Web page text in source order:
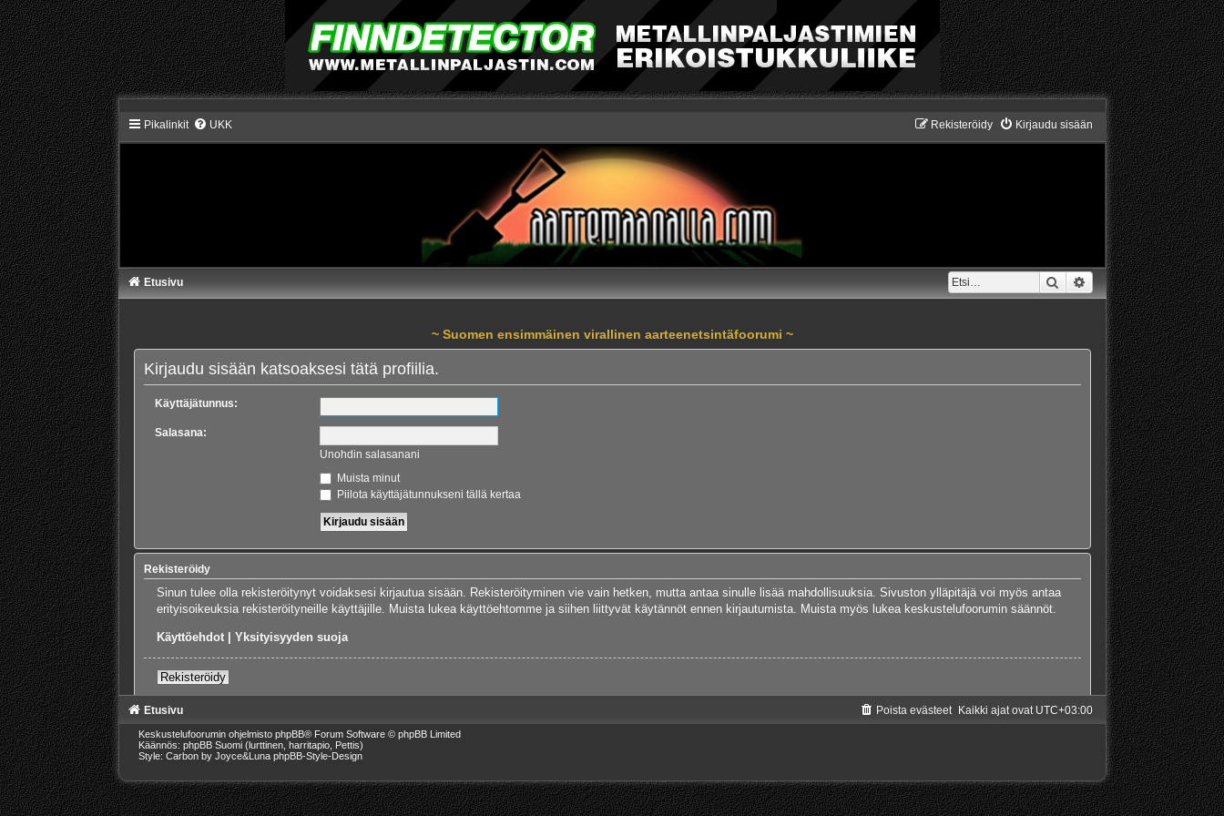
Pikalinkit UKK Kirjaudu sisään
Rekisteröidy
Etsi Tarkennettu haku
Etusivu
~ Suomen ensimmäinen virallinen aarteenetsintäfoorumi ~
Kirjaudu sisään katsoaksesi tätä profiilia.
Käyttäjätunnus:
Salasana:
Unohdin salasanani
Muista minut
Piilota käyttäjätunnukseni tällä kertaa
Rekisteröidy
Sinun tulee olla rekisteröitynyt voidaksesi kirjautua sisään. Rekisteröityminen vie vain hetken, mutta antaa sinulle lisää mahdollisuuksia. Sivuston ylläpitäjä voi myös antaa
erityisoikeuksia rekisteröityneille käyttäjille. Muista lukea käyttöehtomme ja siihen liittyvät käytännöt ennen kirjautumista. Muista myös lukea keskustelufoorumin säännöt.
Käyttöehdot |Yksityisyyden suoja
Rekisteröidy
Etusivu Kaikki ajat ovat UTC+03:00
Poista evästeet
Keskustelufoorumin ohjelmisto phpBB® Forum Software © phpBB Limited
Käännös: phpBB Suomi (lurttinen, harritapio, Pettis)
Style: Carbon by Joyce&Luna phpBB-Style-Design